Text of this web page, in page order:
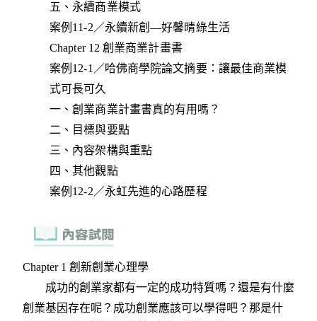
五、永續商業模式
案例11-2／永續新創—好馨晴綠生活
Chapter 12 創業商業計畫書
案例12-1／哈佛商學院論文摘要：讓最佳商業模
式可長可久
一、創業商業計畫書真的有用嗎？
二、目標與要點
三、內容架構與重點
四、其他觀點
案例12-2／永虹先進的心路歷程